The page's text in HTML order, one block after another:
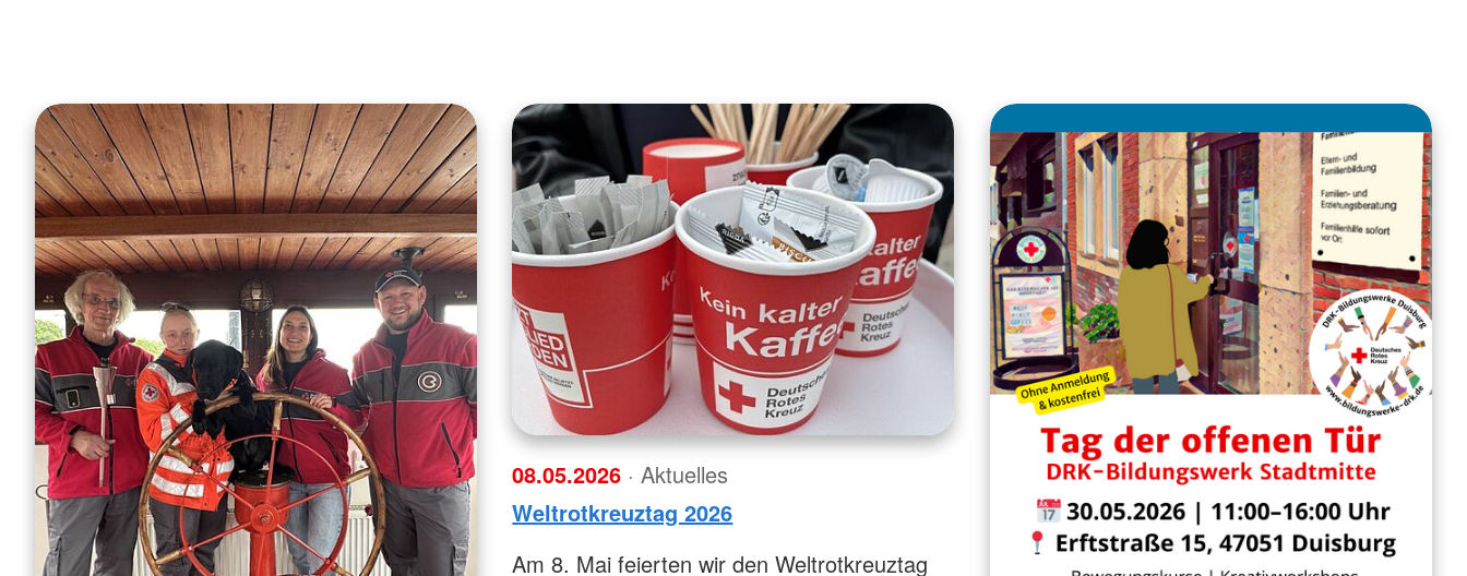
08.05.2026 · Aktuelles
Weltrotkreuztag 2026
Am 8. Mai feierten wir den Weltrotkreuztag